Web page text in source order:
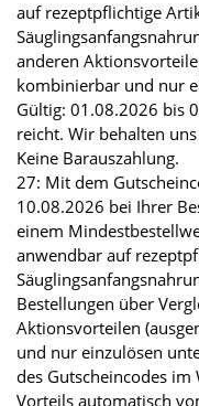
auf rezeptpflichtige
anderen
kombinierbar und nur
Gültig: 01.08.2026 bis
reicht. Wir behalten
Keine Barauszahlung.
27: Mit dem
10.08.2026 bei Ihrer
einem
anwendbar auf
Bestellungen über
Aktionsvorteilen
und nur einzulösen
des Gutscheincodes
Vorteils automatisch